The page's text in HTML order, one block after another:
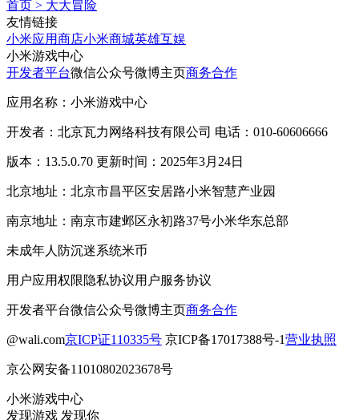
首页 > 大大冒险
友情链接
小米应用商店小米商城英雄互娱
小米游戏中心
开发者平台微信公众号微博主页商务合作
应用名称：小米游戏中心
开发者：北京瓦力网络科技有限公司 电话：010-60606666
版本：13.5.0.70 更新时间：2025年3月24日
北京地址：北京市昌平区安居路小米智慧产业园
南京地址：南京市建邺区永初路37号小米华东总部
未成年人防沉迷系统米币
用户应用权限隐私协议用户服务协议
开发者平台微信公众号微博主页商务合作
@wali.com京ICP证110335号 京ICP备17017388号-1营业执照
京公网安备11010802023678号
小米游戏中心
发现游戏 发现你